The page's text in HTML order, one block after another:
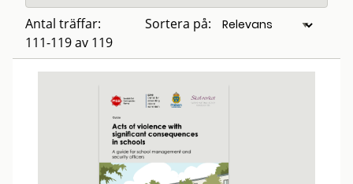
Antal träffar:
111-119 av 119
Sortera på: